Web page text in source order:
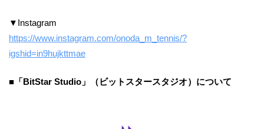
▼Instagram
https://www.instagram.com/onoda_m_tennis/?
igshid=in9hujkttmae
■「BitStar Studio」（ビットスタースタジオ）について